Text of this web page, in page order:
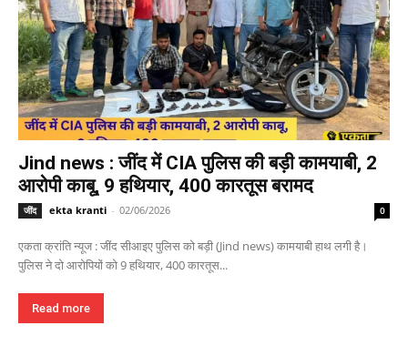
Jind news : जींद में CIA पुलिस की बड़ी कामयाबी, 2
आरोपी काबू, 9 हथियार, 400 कारतूस बरामद
जींद ekta kranti - 02/06/2026 0
एकता क्रांति न्यूज : जींद सीआइए पुलिस को बड़ी (Jind news) कामयाबी हाथ लगी है।
पुलिस ने दो आरोपियों को 9 हथियार, 400 कारतूस...
Read more